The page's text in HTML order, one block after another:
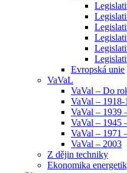
Evropská unie
VaVaL
VaVal – Do
VaVal – 1918-
VaVal – 1939
VaVal – 1945
VaVal – 1971
VaVal – 2003
Z dějin techniky
Ekonomika